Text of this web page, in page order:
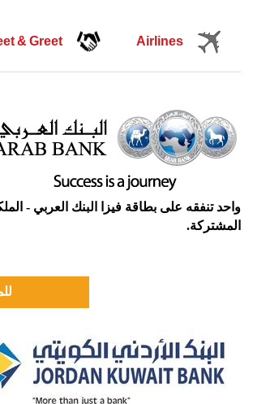
Airlines
& Greet
واحد تنفقه على بطاقة فيزا البنك العربي -
المشتركة.